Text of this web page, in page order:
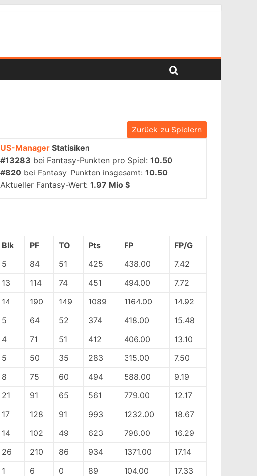
Zurück zu Spielern
US-Manager Statisiken
#13283 bei Fantasy-Punkten pro Spiel: 10.50
#820 bei Fantasy-Punkten insgesamt: 10.50
Aktueller Fantasy-Wert: 1.97 Mio $
Blk PF TO Pts FP
FP/G
5 84 51 425 438.00
7.42
13 114 74 451 494.00
7.72
14 190 149 1089 1164.00
14.92
5 64 52 374 418.00
15.48
4 71 51 412 406.00
13.10
5 50 35 283 315.00
7.50
8 75 60 494 588.00
9.19
21 91 65 561 779.00
12.17
17 128 91 993 1232.00
18.67
14 102 49 623 798.00
16.29
26 210 86 934 1371.00
17.14
1 6 0 89 104.00
17.33